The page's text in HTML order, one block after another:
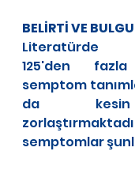
BELİRTİ VE
Literatürde
125'den
semptom
da
semptomlar